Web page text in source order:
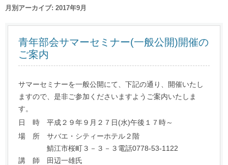
月別アーカイブ: 2017年9月
青年部会サマーセミナー(一般公開)開催の
ご案内
サマーセミナーを一般公開にて、下記の通り、開催いたし
ますので、是非ご参加くださいますようご案内いたしま
す。
日 時 平成２９年９月２７日(水)午後１７時～
場 所 サバエ・シティーホテル２階
鯖江市桜町３－３－３電話0778-53-1122
講 師 田辺一雄氏